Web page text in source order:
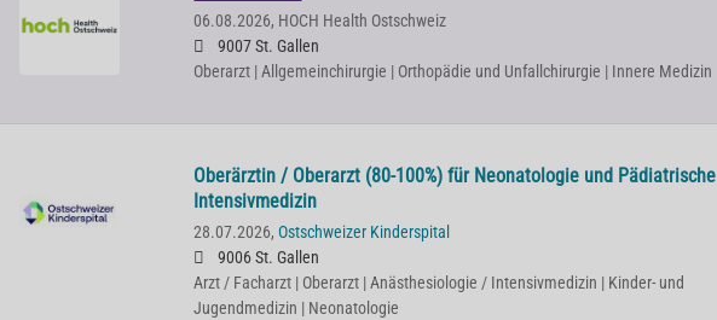
06.08.2026, HOCH Health Ostschweiz
9007 St. Gallen
Oberarzt | Allgemeinchirurgie | Orthopädie und Unfallchirurgie | Innere Medizin
Oberärztin / Oberarzt (80-100%) für Neonatologie und Pädiatrische
Intensivmedizin
28.07.2026, Ostschweizer Kinderspital
9006 St. Gallen
Arzt / Facharzt | Oberarzt | Anästhesiologie / Intensivmedizin | Kinder- und
Jugendmedizin | Neonatologie